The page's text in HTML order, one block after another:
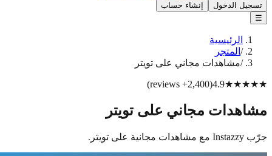
تسجيل الدخول
إنشاء حساب
☰
الرئيسية
/ المتجر
/مشاهدات مجاني على تويتر
★★★★★
4.9
(
2,400+
reviews
)
مشاهدات مجاني على تويتر
جرّب Instazzy مع مشاهدات مجانية على تويتر.